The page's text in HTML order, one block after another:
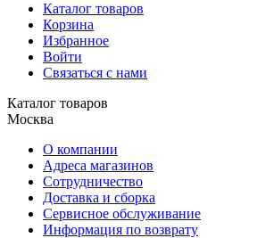
Каталог товаров
Корзина
Избранное
Войти
Связаться с нами
Каталог товаров
Москва
О компании
Адреса магазинов
Сотрудничество
Доставка и сборка
Сервисное обслуживание
Информация по возврату